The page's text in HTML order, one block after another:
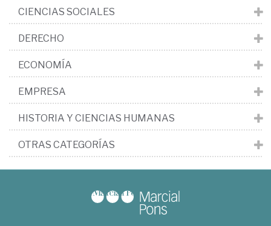
CIENCIAS SOCIALES
DERECHO
ECONOMÍA
EMPRESA
HISTORIA Y CIENCIAS HUMANAS
OTRAS CATEGORÍAS